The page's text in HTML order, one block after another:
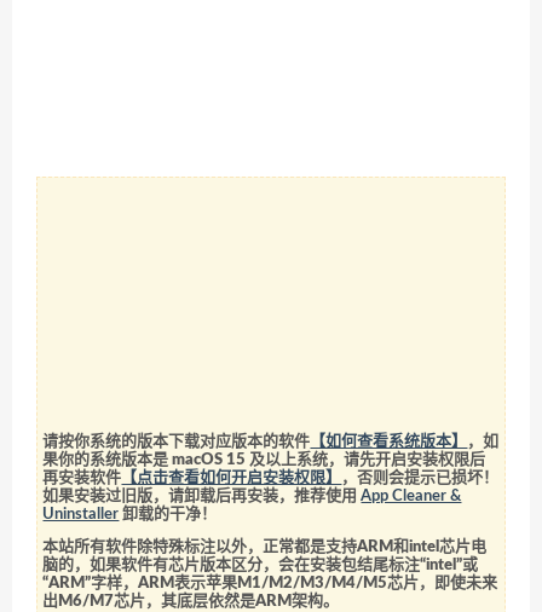
请按你系统的版本下载对应版本的软件 【如何查看系统版本】
，如
果你的系统版本是 macOS 15 及以上系统，请先开启安装权限后
再安装软件 【点击查看如何开启安装权限】
，否则会提示已损坏！
如果安装过旧版，请卸载后再安装，推荐使用App Cleaner &
Uninstaller 卸载的干净！
本站所有软件除特殊标注以外，正常都是支持ARM和intel芯片电
脑的，如果软件有芯片版本区分，会在安装包结尾标注“intel”或
“ARM”字样，ARM表示苹果M1/M2/M3/M4/M5芯片，即使未来
出M6/M7芯片，其底层依然是ARM架构。